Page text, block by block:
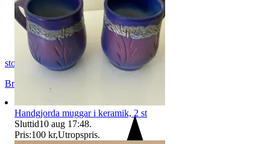
stortjatarn
Brottby
Handgjorda muggar i keramik, 2 st
Sluttid10 aug 17:48.
Pris:100 kr,Utropspris.